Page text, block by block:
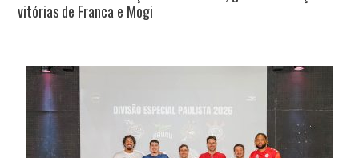
vitórias de Franca e Mogi